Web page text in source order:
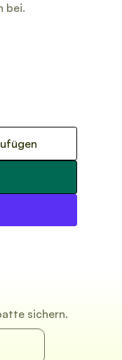
bei.
sichern.